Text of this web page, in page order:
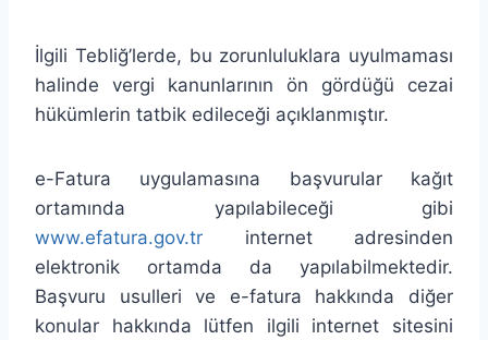
İlgili Tebliğ’lerde, bu zorunluluklara uyulmaması
halinde vergi kanunlarının ön gördüğü cezai
hükümlerin tatbik edileceği açıklanmıştır.
e-Fatura uygulamasına başvurular kağıt
ortamında yapılabileceği gibi
www.efatura.gov.tr internet adresinden
elektronik ortamda da yapılabilmektedir.
Başvuru usulleri ve e-fatura hakkında diğer
konular hakkında lütfen ilgili internet sitesini